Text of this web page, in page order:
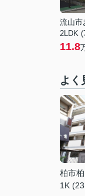
2LDK
11.8
よく
柏市柏
1K